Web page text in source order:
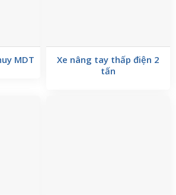
MDT
Xe nâng tay thấp điện 2
tấn